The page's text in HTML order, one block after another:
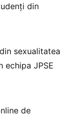
din
sexualitatea
echipa JPSE
de